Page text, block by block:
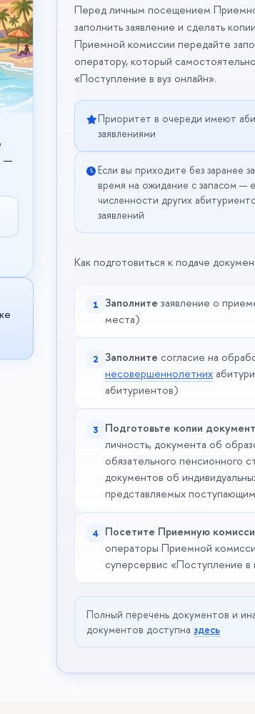
—
Перед личным посещением
заполнить заявление и сделать
Приемной комиссии передайте
оператору, который
«Поступление в вуз онлайн».
Приоритет в очереди имеют
заявлениями
Если вы приходите без заранее
время на ожидание с запасом —
численности других
заявлений
Как подготовиться к подаче
1 Заполните заявление о
места)
2 Заполните согласие на
несовершеннолетних
абитуриентов)
3 Подготовьте копии
личность, документа об
обязательного пенсионного
документов об
представляемых поступающим
4 Посетите Приемную
операторы Приемной
суперсервис «Поступление в
Полный перечень документов и
документов доступна здесь